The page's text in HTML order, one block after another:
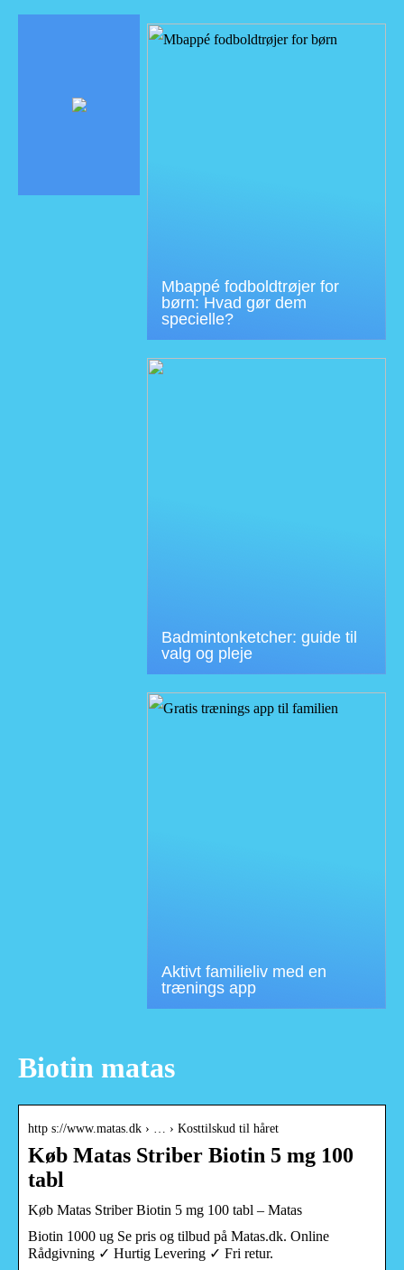
Mbappé fodboldtrøjer for
børn: Hvad gør dem
specielle?
Badmintonketcher: guide til
valg og pleje
Aktivt familieliv med en
trænings app
Biotin matas
http s://www.matas.dk › … › Kosttilskud til håret
Køb Matas Striber Biotin 5 mg 100
tabl
Køb Matas Striber Biotin 5 mg 100 tabl – Matas
Biotin 1000 ug Se pris og tilbud på Matas.dk. Online
Rådgivning ✓ Hurtig Levering ✓ Fri retur.